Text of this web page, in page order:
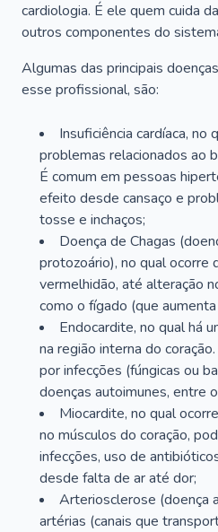
cardiologia. É ele quem cuida
outros componentes do
Algumas das principais
esse profissional, são:
Insuficiência cardíaca, no
problemas relacionados ao
É comum em pessoas
efeito desde cansaço e
tosse e inchaços;
Doença de Chagas
protozoário), no qual ocorre
vermelhidão, até alteração
como o fígado (que
Endocardite, no qual há
na região interna do
por infecções (fúngicas ou
doenças autoimunes, entre
Miocardite, no qual
no músculos do coração,
infecções, uso de
desde falta de ar até dor;
Arteriosclerose (doença
artérias (canais que